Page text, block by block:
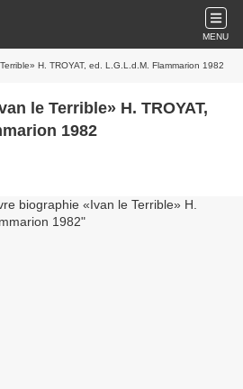
MENU
H. TROYAT, ed. L.G.L.d.M. Flammarion 1982
le Terrible» H. TROYAT,
1982